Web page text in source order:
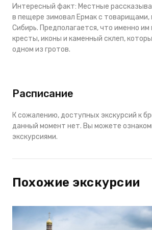
Интересный факт: Местные
в пещере зимовал Ермак с товарищами,
Сибирь. Предполагается, что именно
кресты, иконы и каменный склеп,
одном из гротов.
Расписание
К сожалению, доступных экскурсий к
данный момент нет. Вы можете
экскурсиями.
Похожие экскурсии